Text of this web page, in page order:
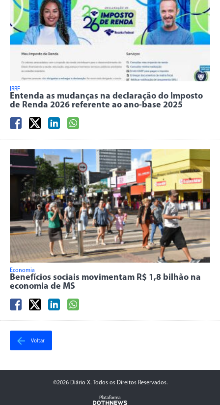
IRRF
Entenda as mudanças na declaração do Imposto
de Renda 2026 referente ao ano-base 2025
Economia
Benefícios sociais movimentam R$ 1,8 bilhão na
economia de MS
Voltar
©2026 Diário X. Todos os Direitos Reservados.
Plataforma